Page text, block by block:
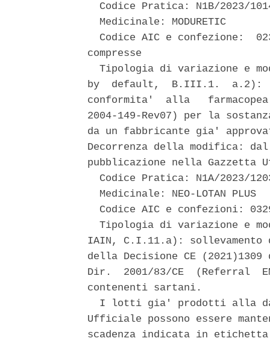
Codice Pratica: N1B/2023/
  Medicinale: MODURETIC
Codice AIC e confezione:
compresse
Tipologia di variazione e
by  default,  B.III.1.  a.2):
conformita'  alla
2004-149-Rev07) per la
da un fabbricante gia'
Decorrenza della modifica:
pubblicazione nella
Codice Pratica: N1A/2023/
  Medicinale: NEO-LOTAN PLUS
Codice AIC e confezioni:
Tipologia di variazione e
IAIN, C.I.11.a):
della Decisione CE
Dir.  2001/83/CE  (Referral
contenenti sartani.
I lotti gia' prodotti alla
Ufficiale possono essere
scadenza indicata in